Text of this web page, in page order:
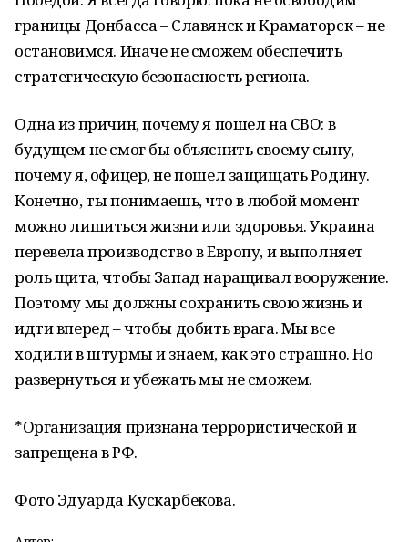
границы Донбасса – Славянск и Краматорск – не
остановимся. Иначе не сможем обеспечить
стратегическую безопасность региона.
Одна из причин, почему я пошел на СВО: в
будущем не смог бы объяснить своему сыну,
почему я, офицер, не пошел защищать Родину.
Конечно, ты понимаешь, что в любой момент
можно лишиться жизни или здоровья. Украина
перевела производство в Европу, и выполняет
роль щита, чтобы Запад наращивал вооружение.
Поэтому мы должны сохранить свою жизнь и
идти вперед – чтобы добить врага. Мы все
ходили в штурмы и знаем, как это страшно. Но
развернуться и убежать мы не сможем.
*Организация признана террористической и
запрещена в РФ.
Фото Эдуарда Кускарбекова.